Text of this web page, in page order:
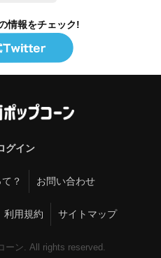
情報をチェック!
グイン
？ お問い合わせ
利用規約 サイトマップ
ーン. All rights reserved.